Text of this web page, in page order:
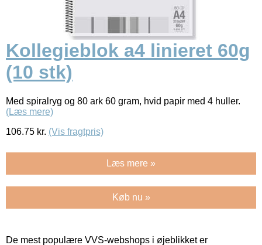
Kollegieblok a4 linieret 60g
(10 stk)
Med spiralryg og 80 ark 60 gram, hvid papir med 4 huller.
(Læs mere)
106.75 kr. (Vis fragtpris)
Læs mere »
Køb nu »
De mest populære VVS-webshops i øjeblikket er